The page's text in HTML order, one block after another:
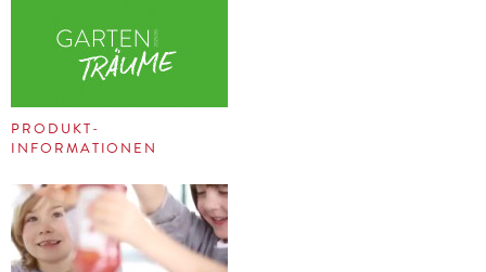
PRODUKT-
INFORMATIONEN